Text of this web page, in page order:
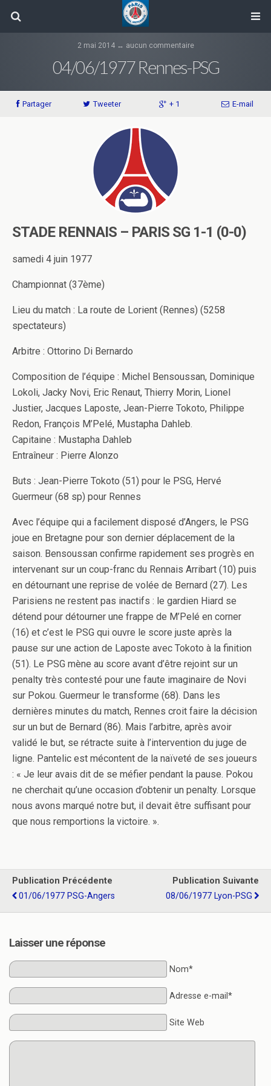
2 mai 2014 ↔ aucun commentaire
04/06/1977 Rennes-PSG
Partager Tweeter + 1 E-mail
STADE RENNAIS – PARIS SG 1-1 (0-0)
samedi 4 juin 1977
Championnat (37ème)
Lieu du match : La route de Lorient (Rennes) (5258
spectateurs)
Arbitre : Ottorino Di Bernardo
Composition de l’équipe : Michel Bensoussan, Dominique
Lokoli, Jacky Novi, Eric Renaut, Thierry Morin, Lionel
Justier, Jacques Laposte, Jean-Pierre Tokoto, Philippe
Redon, François M’Pelé, Mustapha Dahleb.
Capitaine : Mustapha Dahleb
Entraîneur : Pierre Alonzo
Buts : Jean-Pierre Tokoto (51) pour le PSG, Hervé
Guermeur (68 sp) pour Rennes
Avec l’équipe qui a facilement disposé d’Angers, le PSG
joue en Bretagne pour son dernier déplacement de la
saison. Bensoussan confirme rapidement ses progrès en
intervenant sur un coup-franc du Rennais Arribart (10) puis
en détournant une reprise de volée de Bernard (27). Les
Parisiens ne restent pas inactifs : le gardien Hiard se
détend pour détourner une frappe de M’Pelé en corner
(16) et c’est le PSG qui ouvre le score juste après la
pause sur une action de Laposte avec Tokoto à la finition
(51). Le PSG mène au score avant d’être rejoint sur un
penalty très contesté pour une faute imaginaire de Novi
sur Pokou. Guermeur le transforme (68). Dans les
dernières minutes du match, Rennes croit faire la décision
sur un but de Bernard (86). Mais l’arbitre, après avoir
validé le but, se rétracte suite à l’intervention du juge de
ligne. Pantelic est mécontent de la naïveté de ses joueurs
: « Je leur avais dit de se méfier pendant la pause. Pokou
ne cherchait qu’une occasion d’obtenir un penalty. Lorsque
nous avons marqué notre but, il devait être suffisant pour
que nous remportions la victoire. ».
Publication Précédente
01/06/1977 PSG-Angers
Publication Suivante
08/06/1977 Lyon-PSG
Laisser une réponse
Nom*
Adresse e-mail*
Site Web